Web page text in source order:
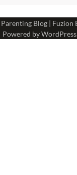
Parenting Blog | Fuzion
Powered byWordPress.